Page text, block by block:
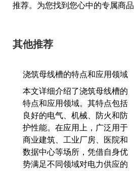
推荐。为您找到您心中的专属商品
其他推荐
浇筑母线槽的特点和应用领域
本文详细介绍了浇筑母线槽的
特点和应用领域。其特点包括
良好的电气、机械、防火和防
护性能。在应用上，广泛用于
商业建筑、工业厂房、医院和
数据中心等场所，凭借自身优
势满足不同领域对电力供应的